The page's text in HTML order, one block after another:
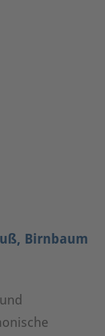
Birnbaum